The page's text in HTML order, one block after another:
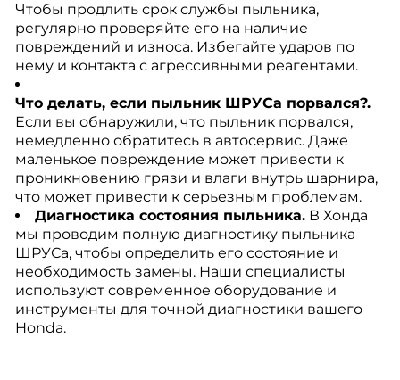
Чтобы продлить срок службы пыльника,
регулярно проверяйте его на наличие
повреждений и износа. Избегайте ударов по
нему и контакта с агрессивными реагентами.
Что делать, если пыльник ШРУСа порвался?.
Если вы обнаружили, что пыльник порвался,
немедленно обратитесь в автосервис. Даже
маленькое повреждение может привести к
проникновению грязи и влаги внутрь шарнира,
что может привести к серьезным проблемам.
Диагностика состояния пыльника.В Хонда
мы проводим полную диагностику пыльника
ШРУСа, чтобы определить его состояние и
необходимость замены. Наши специалисты
используют современное оборудование и
инструменты для точной диагностики вашего
Honda.